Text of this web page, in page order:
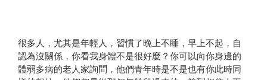
很多人，尤其是年輕人，習慣了晚上不睡，早上不起，自
認為沒關係，你看我身體不是很好麼？你可以向你身邊的
體弱多病的老人家詢問，他們青年時是不是也有你此時同